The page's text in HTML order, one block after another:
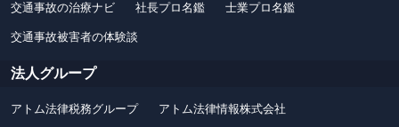
交通事故の治療ナビ 社長プロ名鑑 士業プロ名鑑
交通事故被害者の体験談
法人グループ
アトム法律税務グループ アトム法律情報株式会社